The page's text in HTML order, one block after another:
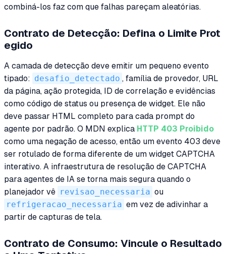
combiná-los faz com que falhas pareçam aleatórias.
Contrato de Detecção: Defina o Limite Prot
egido
A camada de detecção deve emitir um pequeno evento
tipado: desafio_detectado , família de provedor, URL
da página, ação protegida, ID de correlação e evidências
como código de status ou presença de widget. Ele não
deve passar HTML completo para cada prompt do
agente por padrão. O MDN explica HTTP 403 Proibido
como uma negação de acesso, então um evento 403 deve
ser rotulado de forma diferente de um widget CAPTCHA
interativo. A infraestrutura de resolução de CAPTCHA
para agentes de IA se torna mais segura quando o
planejador vê revisao_necessaria ou
refrigeracao_necessaria em vez de adivinhar a
partir de capturas de tela.
Contrato de Consumo: Vincule o Resultado